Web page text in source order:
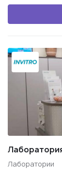
Лаборатории